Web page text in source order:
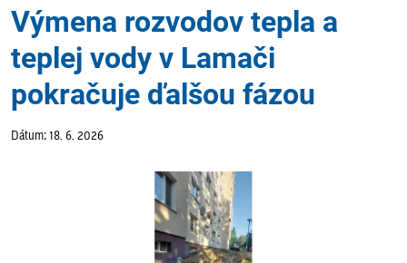
Výmena rozvodov tepla a
teplej vody v Lamači
pokračuje ďalšou fázou
Dátum: 18. 6. 2026